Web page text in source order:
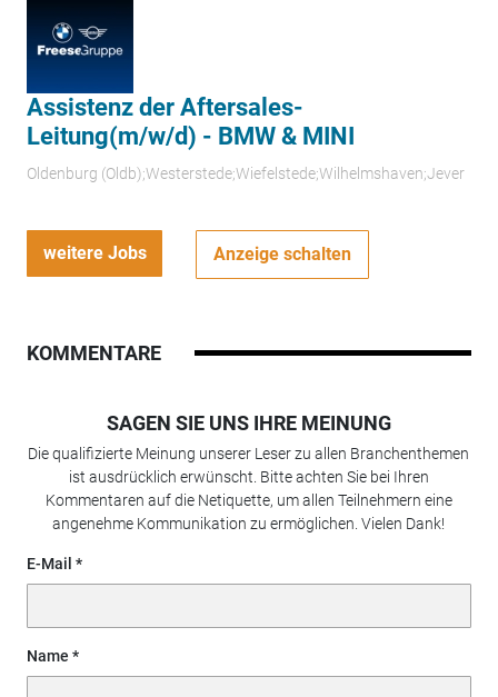
Assistenz der Aftersales-
Leitung(m/w/d) - BMW & MINI
Oldenburg (Oldb);Westerstede;Wiefelstede;Wilhelmshaven;Jever
weitere Jobs Anzeige schalten
KOMMENTARE
SAGEN SIE UNS IHRE MEINUNG
Die qualifizierte Meinung unserer Leser zu allen Branchenthemen
ist ausdrücklich erwünscht. Bitte achten Sie bei Ihren
Kommentaren auf die Netiquette, um allen Teilnehmern eine
angenehme Kommunikation zu ermöglichen. Vielen Dank!
E-Mail
Name